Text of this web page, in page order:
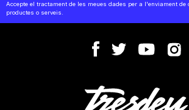
Accepte el tractament de les meues dades per a l'enviament de
productes o serveis.